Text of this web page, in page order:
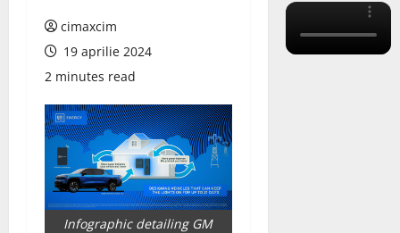
cimaxcim
19 aprilie 2024
2 minutes read
Infographic detailing GM